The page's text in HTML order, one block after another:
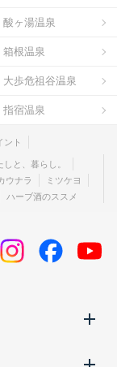
酸ヶ湯温泉
箱根温泉
大歩危祖谷温泉
指宿温泉
ント
しと、暮らし。
ウナラ
ミツケヨ
ハーブ酒のススメ